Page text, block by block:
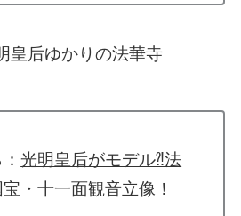
皇后ゆかりの法華寺
：光明皇后がモデル⁈法
・十一面観音立像！